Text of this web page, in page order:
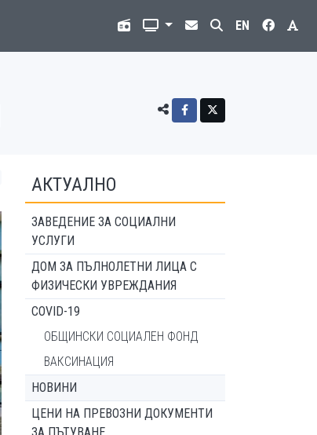
EN
АКТУАЛНО
ЗАВЕДЕНИЕ ЗА СОЦИАЛНИ
УСЛУГИ
ДОМ ЗА ПЪЛНОЛЕТНИ ЛИЦА С
ФИЗИЧЕСКИ УВРЕЖДАНИЯ
COVID-19
ОБЩИНСКИ СОЦИАЛЕН ФОНД
ВАКСИНАЦИЯ
НОВИНИ
ЦЕНИ НА ПРЕВОЗНИ ДОКУМЕНТИ